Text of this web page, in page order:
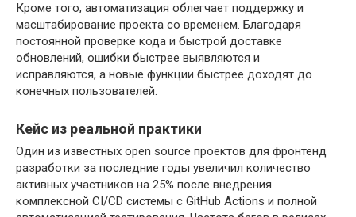
Кроме того, автоматизация облегчает поддержку и
масштабирование проекта со временем. Благодаря
постоянной проверке кода и быстрой доставке
обновлений, ошибки быстрее выявляются и
исправляются, а новые функции быстрее доходят до
конечных пользователей.
Кейс из реальной практики
Один из известных open source проектов для фронтенд
разработки за последние годы увеличил количество
активных участников на 25% после внедрения
комплексной CI/CD системы с GitHub Actions и полной